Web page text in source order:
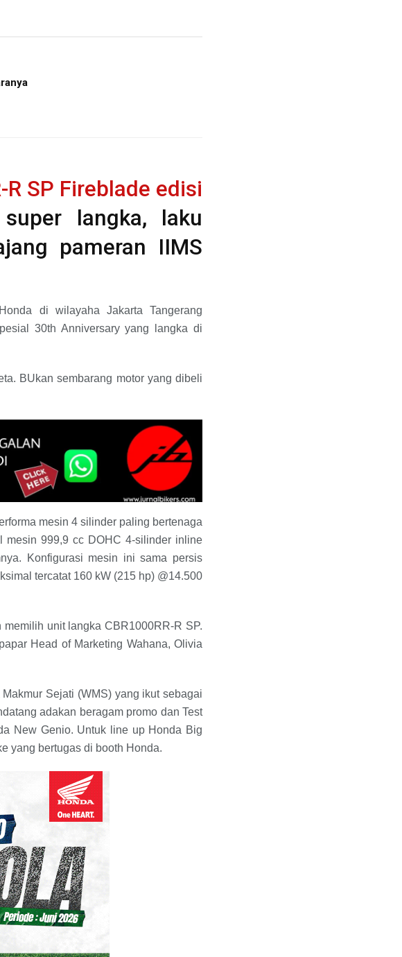
R SP Fireblade edisi
langka, laku
pameran IIMS
di wilayaha Jakarta Tangerang
30th Anniversary yang langka di
BUkan sembarang motor yang dibeli
mesin 4 silinder paling bertenaga
mesin 999,9 cc DOHC 4-silinder inline
Konfigurasi mesin ini sama persis
tercatat 160 kW (215 hp) @14.500
unit langka CBR1000RR-R SP.
Head of Marketing Wahana, Olivia
Sejati (WMS) yang ikut sebagai
adakan beragam promo dan Test
New Genio. Untuk line up Honda Big
yang bertugas di booth Honda.